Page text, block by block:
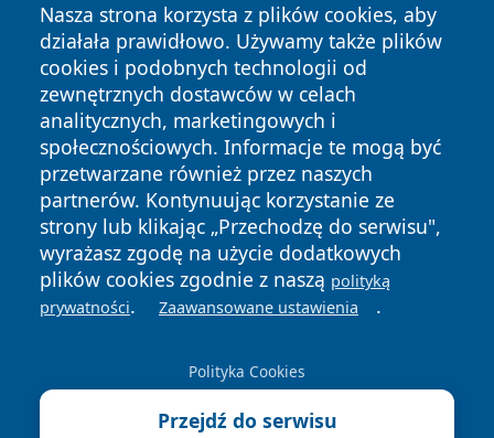
Nasza strona korzysta z plików cookies, aby
działała prawidłowo. Używamy także plików
cookies i podobnych technologii od
zewnętrznych dostawców w celach
analitycznych, marketingowych i
społecznościowych. Informacje te mogą być
przetwarzane również przez naszych
partnerów. Kontynuując korzystanie ze
strony lub klikając „Przechodzę do serwisu",
wyrażasz zgodę na użycie dodatkowych
plików cookies zgodnie z naszą polityką
prywatności. Zaawansowane ustawienia .
Polityka Cookies
Przejdź do serwisu
Copyright © 2026 24piaseczno.pl Wszystkie prawa
zastrzeżone.
News Autorzy
Polityka
Prywatności
Polityka
Cookies